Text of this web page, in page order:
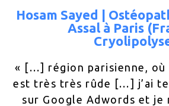
Hosam Sayed |
Assal à Paris
« […] région parisienne, où
est très très rûde […] j’ai
sur Google Adwords et je